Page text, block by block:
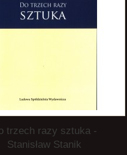
trzech razy sztuka -
Stanisław Stanik